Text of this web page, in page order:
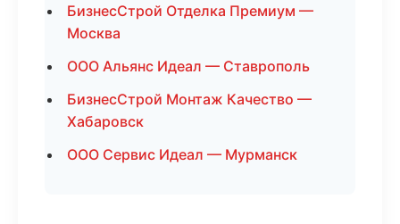
БизнесСтрой Отделка Премиум —
Москва
ООО Альянс Идеал — Ставрополь
БизнесСтрой Монтаж Качество —
Хабаровск
ООО Сервис Идеал — Мурманск